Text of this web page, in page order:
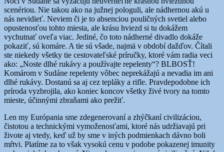
mačkách
scenériou. Nie takou ako na južnej pologuli, ale nádhernou akú u
nás nevidieť. Neviem či je to absenciou pouličných svetiel alebo
opustenosťou tohto miesta, ale krásu hviezd si tu dokážem
vychutnať oveľa viac. Jediné, čo toto nádherné divadlo dokáže
pokaziť, sú komáre. A tie sú všade, najmä v období dažďov. Čítali
ste niekedy všetky tie cestovateľské príručky, ktoré vám radia veci
ako: „Noste dlhé rukávy a používajte repelenty“? BLBOSŤ!
Komárom v Sudáne repelenty vôbec neprekážajú a nevadia im ani
dlhé rukávy. Dostanú sa aj cez tepláky a rifle. Pravdepodobne ich
príroda vyzbrojila, ako koniec koncov všetky živé tvory na tomto
mieste, účinnými zbraňami ako prežiť.
Len my Európania sme zdegenerovaní a zhýčkaní civilizáciou,
čistotou a technickými vymoženosťami, ktoré nás udržiavajú pri
živote aj vtedy, keď už by sme v iných podmienkach dávno boli
mŕtvi. Platíme za to však vysokú cenu v podobe pokazenej imunity